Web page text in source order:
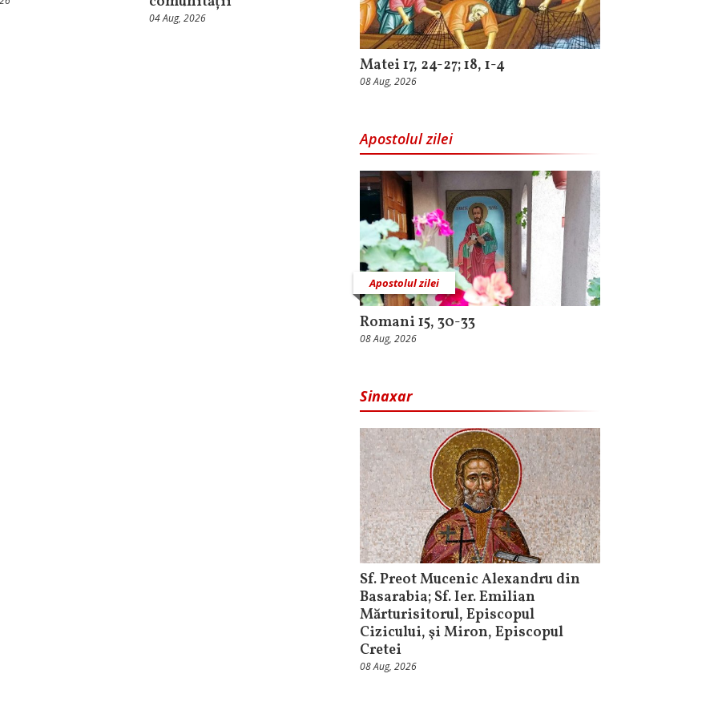
04 Aug, 2026
Matei 17, 24-27; 18, 1-4
08 Aug, 2026
Apostolul zilei
Apostolul zilei
Romani 15, 30-33
08 Aug, 2026
Sinaxar
Sf. Preot Mucenic Alexandru din
Basarabia; Sf. Ier. Emilian
Mărturisitorul, Episcopul
Cizicului, şi Miron, Episcopul
Cretei
08 Aug, 2026